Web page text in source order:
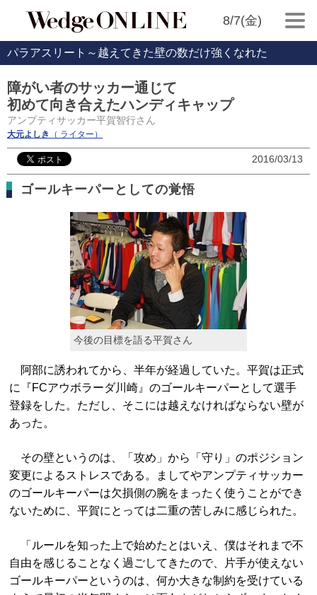
8/7(金)
パラアスリート～越えてきた壁の数だけ強くなれた
障がい者のサッカー通じて
初めて向き合えたハンディキャップ
アンプティサッカー平賀智行さん
大元よしき （ ライター）
2016/03/13
ゴールキーパーとしての覚悟
今後の目標を語る平賀さん
阿部に誘われてから、半年が経過していた。平賀は正式
に『FCアウボラーダ川崎』のゴールキーパーとして選手
登録をした。ただし、そこには越えなければならない壁が
あった。
その壁というのは、「攻め」から「守り」のポジション
変更によるストレスである。ましてやアンプティサッカー
のゴールキーパーは欠損側の腕をまったく使うことができ
ないために、平賀にとっては二重の苦しみに感じられた。
「ルールを知った上で始めたとはいえ、僕はそれまで不
自由を感じることなく過ごしてきたので、片手が使えない
ゴールキーパーというのは、何か大きな制約を受けている